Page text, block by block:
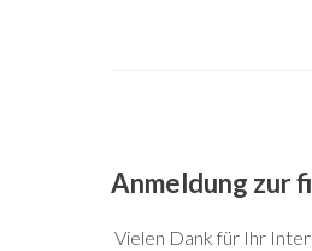
Anmeldung zur
Vielen Dank für Ihr